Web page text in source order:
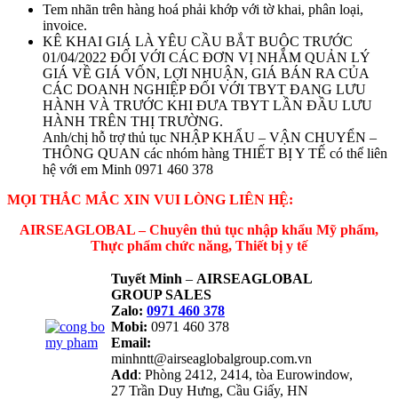
Tem nhãn trên hàng hoá phải khớp với tờ khai, phân loại,
invoice.
KÊ KHAI GIÁ LÀ YÊU CẦU BẮT BUỘC TRƯỚC
01/04/2022 ĐỐI VỚI CÁC ĐƠN VỊ NHẰM QUẢN LÝ
GIÁ VỀ GIÁ VỐN, LỢI NHUẬN, GIÁ BÁN RA CỦA
CÁC DOANH NGHIỆP ĐỐI VỚI TBYT ĐANG LƯU
HÀNH VÀ TRƯỚC KHI ĐƯA TBYT LẦN ĐẦU LƯU
HÀNH TRÊN THỊ TRƯỜNG.
Anh/chị hỗ trợ thủ tục NHẬP KHẨU – VẬN CHUYỂN –
THÔNG QUAN các nhóm hàng THIẾT BỊ Y TẾ có thể liên
hệ với em Minh 0971 460 378
MỌI THẮC MẮC XIN VUI LÒNG LIÊN HỆ:
AIRSEAGLOBAL – Chuyên thủ tục nhập khẩu Mỹ phẩm,
Thực phẩm chức năng, Thiết bị y tế
Tuyết Minh – AIRSEAGLOBAL
GROUP SALES
Zalo: 0971 460 378
Mobi: 0971 460 378
Email:
minhntt@airseaglobalgroup.com.vn
Add: Phòng 2412, 2414, tòa Eurowindow,
27 Trần Duy Hưng, Cầu Giấy, HN